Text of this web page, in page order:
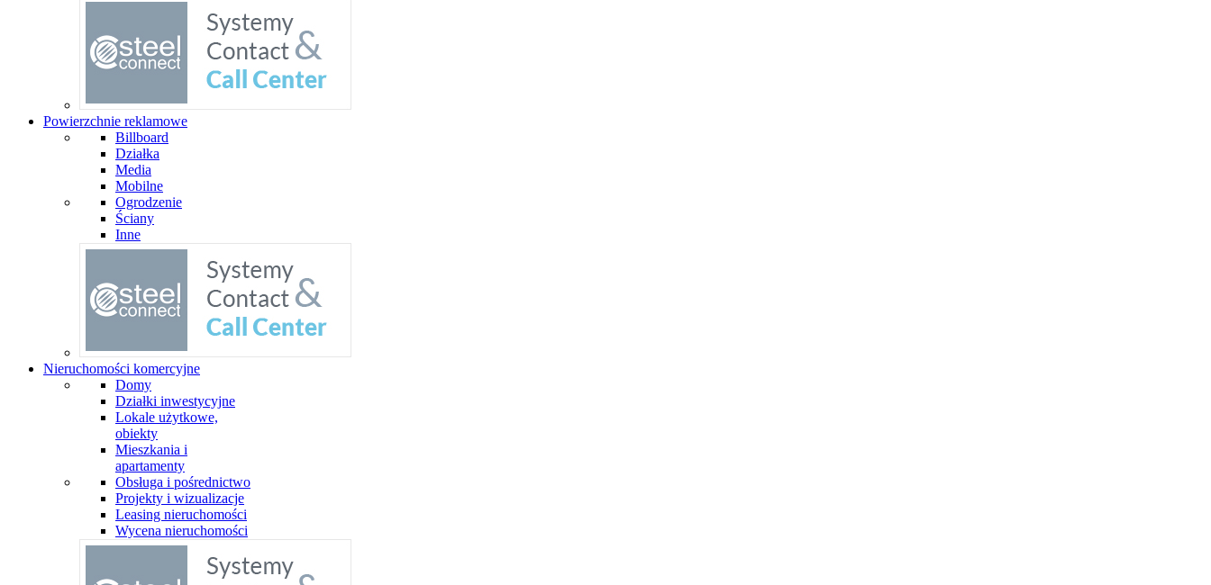
Powierzchnie reklamowe
Billboard
Działka
Media
Mobilne
Ogrodzenie
Ściany
Inne
Nieruchomości komercyjne
Domy
Działki inwestycyjne
Lokale użytkowe,
obiekty
Mieszkania i
apartamenty
Obsługa i pośrednictwo
Projekty i wizualizacje
Leasing nieruchomości
Wycena nieruchomości